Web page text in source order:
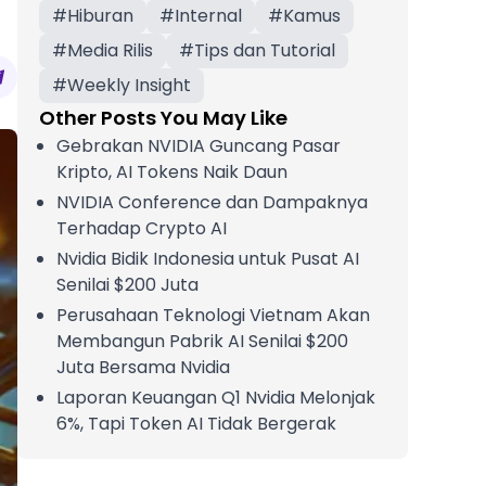
#Hiburan #Internal #Kamus
#Media Rilis #Tips dan Tutorial
#Weekly Insight
Other Posts You May Like
Gebrakan NVIDIA Guncang Pasar
Kripto, AI Tokens Naik Daun
NVIDIA Conference dan Dampaknya
Terhadap Crypto AI
Nvidia Bidik Indonesia untuk Pusat AI
Senilai $200 Juta
Perusahaan Teknologi Vietnam Akan
Membangun Pabrik AI Senilai $200
Juta Bersama Nvidia
Laporan Keuangan Q1 Nvidia Melonjak
6%, Tapi Token AI Tidak Bergerak